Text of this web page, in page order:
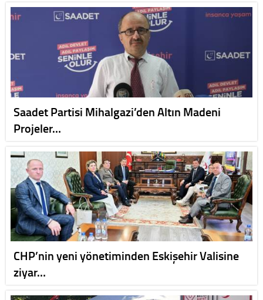
Saadet Partisi Mihalgazi’den Altın Madeni
Projeler…
CHP’nin yeni yönetiminden Eskişehir Valisine
ziyar…